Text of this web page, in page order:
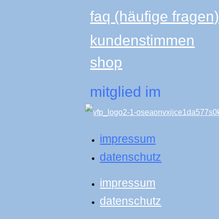
faq (häufige fragen)
kundenstimmen
shop
mitglied im
impressum
datenschutz
impressum
datenschutz